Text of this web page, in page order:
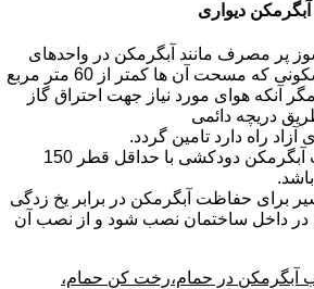
دیواری
پر مصرف مانند آبگرمکن در واحدهای
مسکونی و غیر مسکونی که مسحت آن ها کمتر از 60 متر مربع
آنکه هوای مورد نیاز جهت احتراق گاز
دریچه دائمی
راه دارد تامین گردد.
در بالای محل نصب آبگرمکن دودکشی با حداقل قطر 150
برای حفاظت آبگرمکن در برابر یخ زدگی
در داخل ساختمان نصب شود و از نصب آن
آبگرمکن در حمام،رخت کن حمام،